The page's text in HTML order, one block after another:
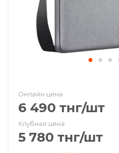
Онлайн цена
6 490 тнг/шт
Клубная цена
5 780 тнг/шт